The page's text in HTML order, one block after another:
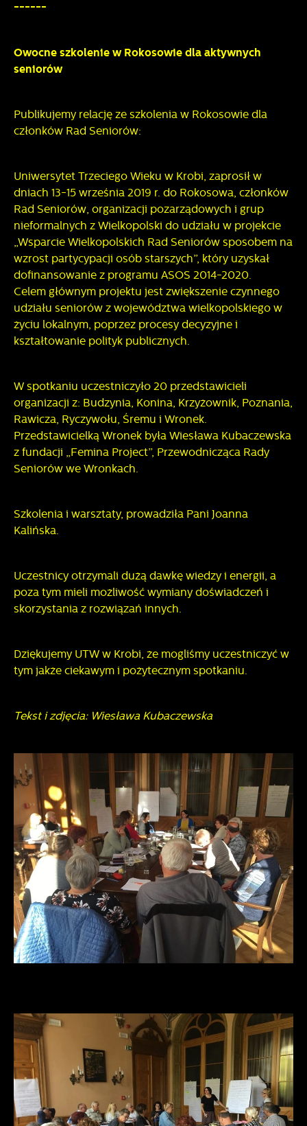
------
Owocne szkolenie w Rokosowie dla aktywnych
seniorów
Publikujemy relację ze szkolenia w Rokosowie dla
członków Rad Seniorów:
Uniwersytet Trzeciego Wieku w Krobi, zaprosił w
dniach 13-15 września 2019 r. do Rokosowa, członków
Rad Seniorów, organizacji pozarządowych i grup
nieformalnych z Wielkopolski do udziału w projekcie
„Wsparcie Wielkopolskich Rad Seniorów sposobem na
wzrost partycypacji osób starszych”, który uzyskał
dofinansowanie z programu ASOS 2014-2020.
Celem głównym projektu jest zwiększenie czynnego
udziału seniorów z województwa wielkopolskiego w
życiu lokalnym, poprzez procesy decyzyjne i
kształtowanie polityk publicznych.
W spotkaniu uczestniczyło 20 przedstawicieli
organizacji z: Budzynia, Konina, Krzyżownik, Poznania,
Rawicza, Ryczywołu, Śremu i Wronek.
Przedstawicielką Wronek była Wiesława Kubaczewska
z fundacji „Femina Project”, Przewodnicząca Rady
Seniorów we Wronkach.
Szkolenia i warsztaty, prowadziła Pani Joanna
Kalińska.
Uczestnicy otrzymali dużą dawkę wiedzy i energii, a
poza tym mieli możliwość wymiany doświadczeń i
skorzystania z rozwiązań innych.
Dziękujemy UTW w Krobi, że mogliśmy uczestniczyć w
tym jakże ciekawym i pożytecznym spotkaniu.
Tekst i zdjęcia: Wiesława Kubaczewska